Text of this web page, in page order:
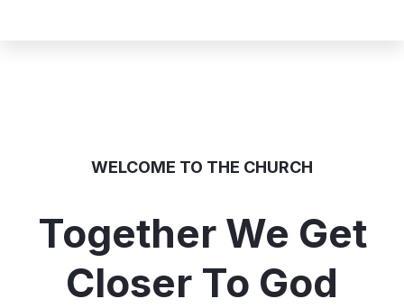
WELCOME TO THE CHURCH
Together We Get
Closer To God